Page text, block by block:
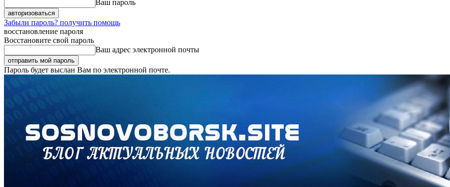
Ваш пароль
Забыли пароль? получить помощь
восстановление пароля
Восстановите свой пароль
Ваш адрес электронной почты
Пароль будет выслан Вам по электронной почте.